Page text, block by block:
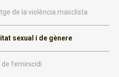
de la violència masclista
sexual i de gènere
de feminicidi